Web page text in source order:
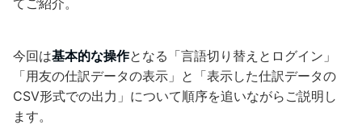
今回は基本的な操作となる「言語切り替えとログイン」
「用友の仕訳データの表示」と「表示した仕訳データの
CSV形式での出力」について順序を追いながらご説明し
ます。